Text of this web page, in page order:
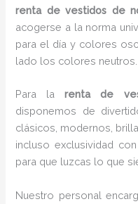
renta de vestidos de
acogerse a la norma
para el día y colores
lado los colores neutros.
Para larenta de
disponemos de
clásicos, modernos,
incluso exclusividad
para que luzcas lo que
Nuestro personal